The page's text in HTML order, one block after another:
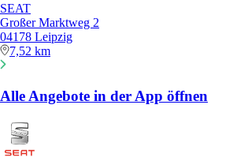
SEAT
Großer Marktweg 2
04178 Leipzig
7,52 km
Alle Angebote in der App öffnen